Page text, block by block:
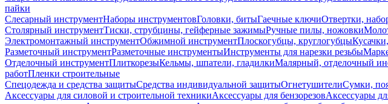
пайки
Слесарный инструментНаборы инструментовГоловки, битыГаечные ключиОтвертки,
Столярный инструментТиски, струбцины, гейферные зажимыРучные пилы, ножовки
Электромонтажный инструментОбжимной инструментПлоскогубцы, круглогубцы
Разметочный инструментРазметочные инструментыИнструменты для нарезки резьбы
Отделочный инструментПлиткорезыКельмы, шпатели, гладилкиМалярный, отделочный
работПленки строительные
Спецодежда и средства защитыСредства индивидуальной защитыОгнетушителиСумки,
Аксессуары для силовой и строительной техникиАксессуары для бензорезовАксессуары